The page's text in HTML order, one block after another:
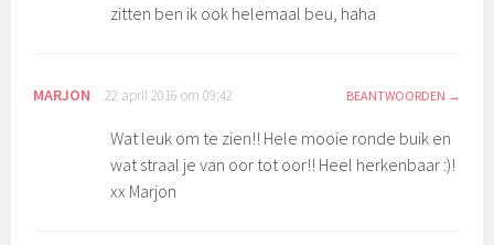
zitten ben ik ook helemaal beu, haha
MARJON 22 april 2016 om 09:42 BEANTWOORDEN
Wat leuk om te zien!! Hele mooie ronde buik en
wat straal je van oor tot oor!! Heel herkenbaar :)!
xx Marjon